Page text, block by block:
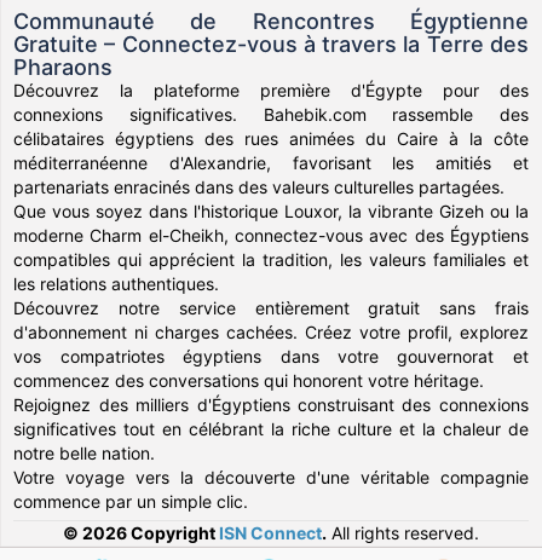
Communauté de Rencontres Égyptienne
Gratuite – Connectez-vous à travers la Terre des
Pharaons
Découvrez la plateforme première d'Égypte pour des
connexions significatives. Bahebik.com rassemble des
célibataires égyptiens des rues animées du Caire à la côte
méditerranéenne d'Alexandrie, favorisant les amitiés et
partenariats enracinés dans des valeurs culturelles partagées.
Que vous soyez dans l'historique Louxor, la vibrante Gizeh ou la
moderne Charm el-Cheikh, connectez-vous avec des Égyptiens
compatibles qui apprécient la tradition, les valeurs familiales et
les relations authentiques.
Découvrez notre service entièrement gratuit sans frais
d'abonnement ni charges cachées. Créez votre profil, explorez
vos compatriotes égyptiens dans votre gouvernorat et
commencez des conversations qui honorent votre héritage.
Rejoignez des milliers d'Égyptiens construisant des connexions
significatives tout en célébrant la riche culture et la chaleur de
notre belle nation.
Votre voyage vers la découverte d'une véritable compagnie
commence par un simple clic.
© 2026 Copyright ISN Connect. All rights reserved.